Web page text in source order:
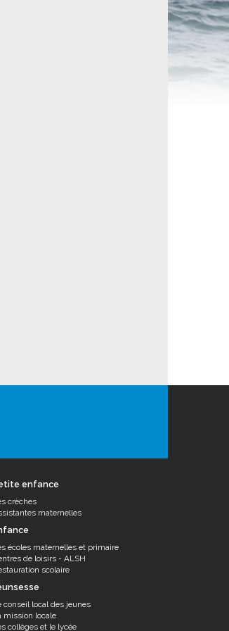
enfance
crèches
maternelles
écoles maternelles et primaire
de loisirs - ALSH
scolaire
conseil local des jeunes
mission locale
collèges et le lycée